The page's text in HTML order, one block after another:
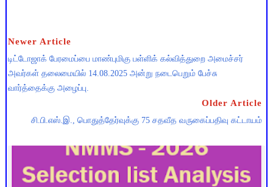
Newer Article
டிட்டோஜாக் பேரமைப்பை மாண்புமிகு பள்ளிக் கல்வித்துறை அமைச்சர்
அவர்கள் தலைமையில் 14.08.2025 அன்று நடைபெறும் பேச்சு
வார்த்தைக்கு அழைப்பு.
Older Article
சி.பி.எஸ்.இ., பொதுத்தேர்வுக்கு 75 சதவீத வருகைப்பதிவு கட்டாயம்